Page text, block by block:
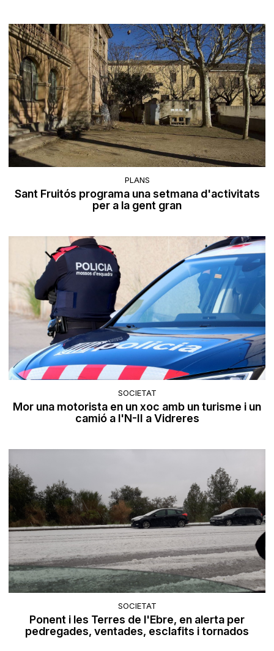
PLANS
Sant Fruitós programa una setmana d'activitats
per a la gent gran
SOCIETAT
Mor una motorista en un xoc amb un turisme i un
camió a l'N-II a Vidreres
SOCIETAT
Ponent i les Terres de l'Ebre, en alerta per
pedregades, ventades, esclafits i tornados